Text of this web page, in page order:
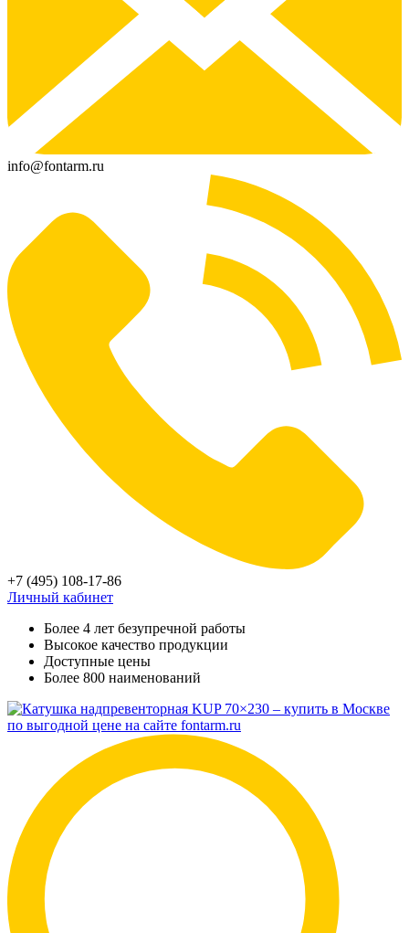
info@fontarm.ru
+7 (495) 108-17-86
Личный кабинет
Более 4 лет безупречной работы
Высокое качество продукции
Доступные цены
Более 800 наименований